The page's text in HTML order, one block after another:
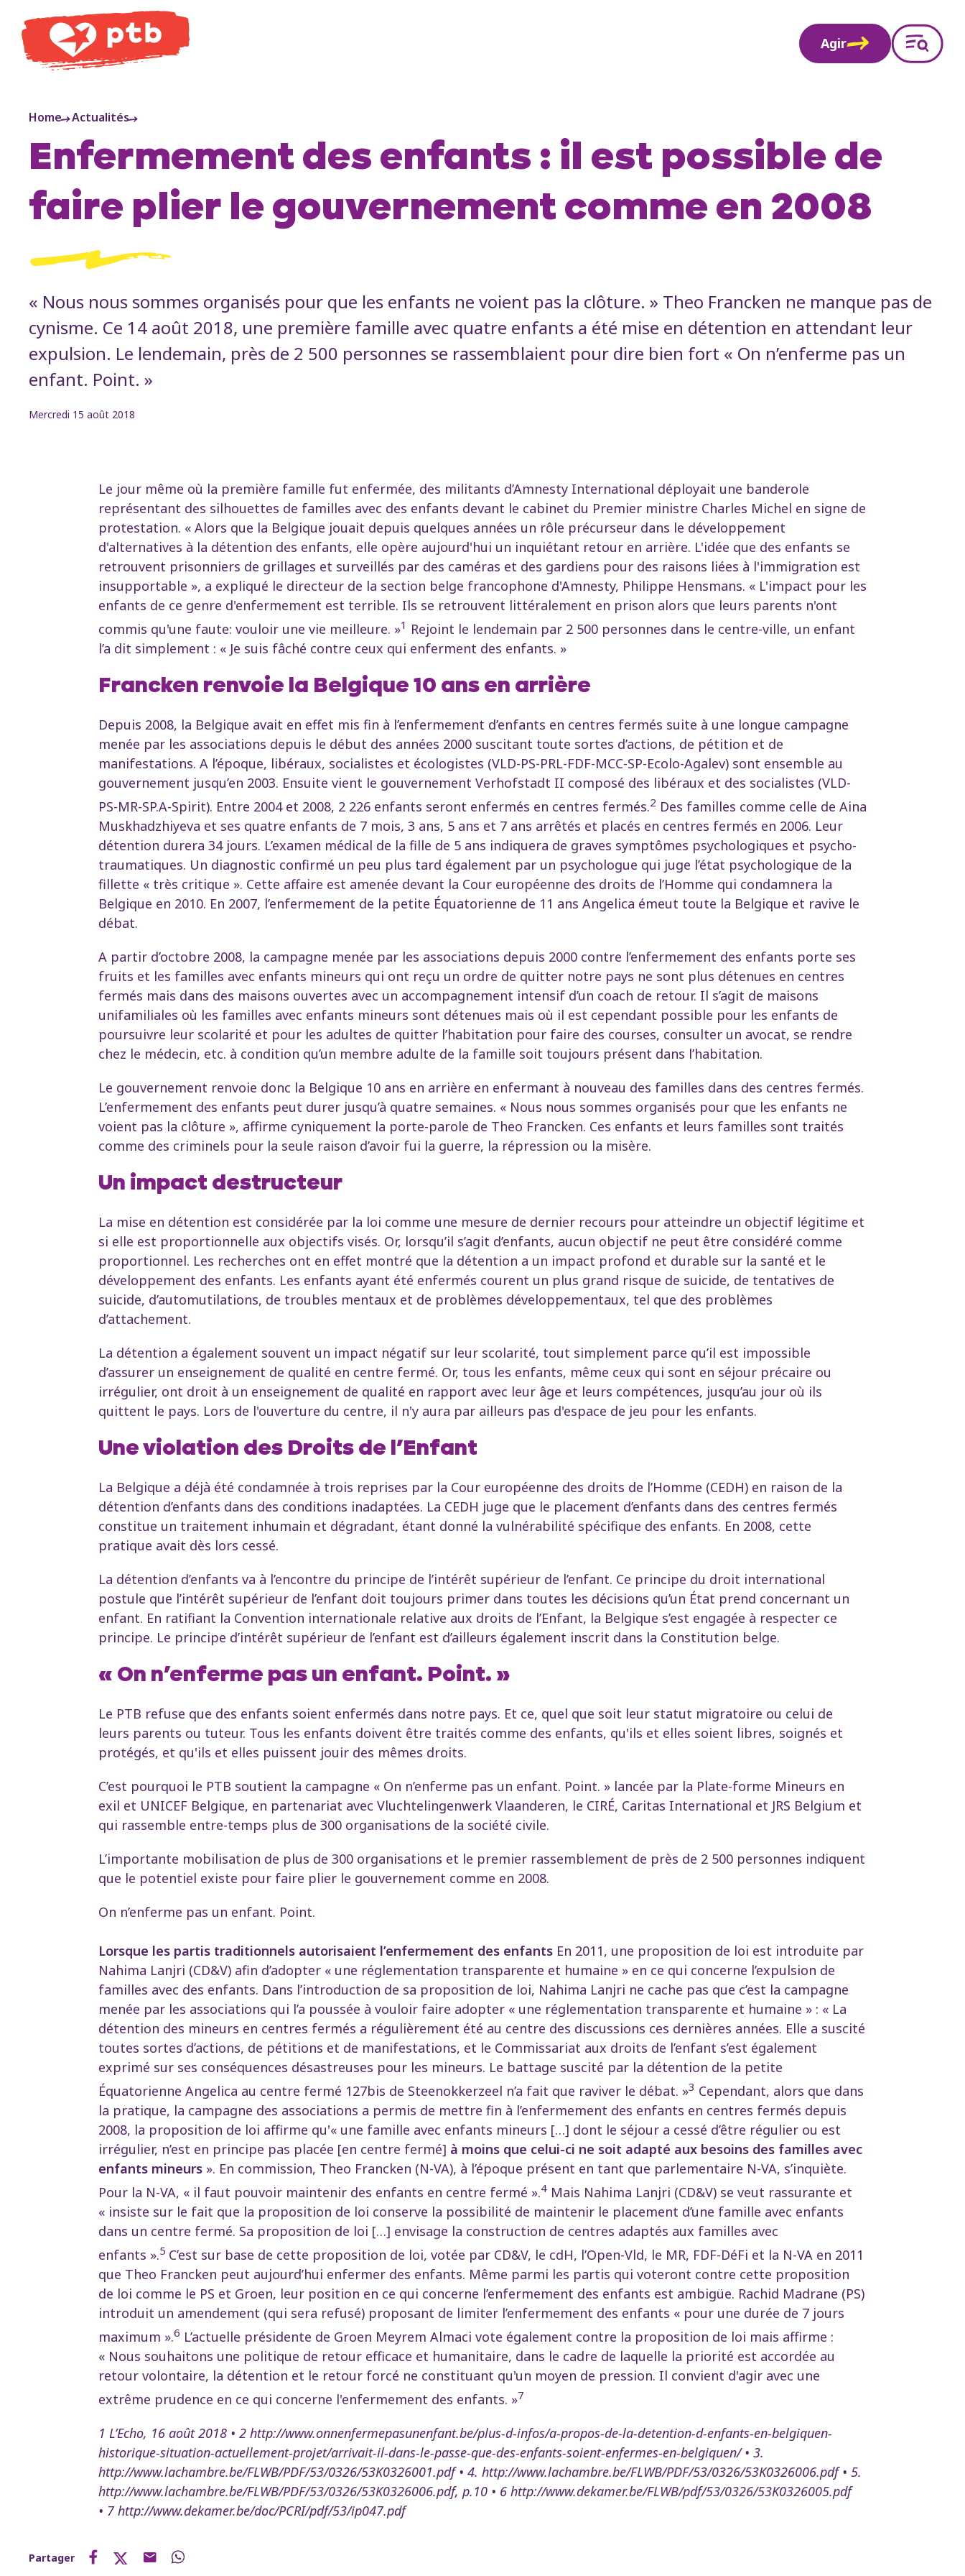
Agir
Home Actualités
Enfermement des enfants : il est possible de
faire plier le gouvernement comme en 2008
« Nous nous sommes organisés pour que les enfants ne voient pas la clôture. » Theo Francken ne manque pas de
cynisme. Ce 14 août 2018, une première famille avec quatre enfants a été mise en détention en attendant leur
expulsion. Le lendemain, près de 2 500 personnes se rassemblaient pour dire bien fort « On n’enferme pas un
enfant. Point. »
Mercredi 15 août 2018
Le jour même où la première famille fut enfermée, des militants d’Amnesty International déployait une banderole
représentant des silhouettes de familles avec des enfants devant le cabinet du Premier ministre Charles Michel en signe de
protestation. « Alors que la Belgique jouait depuis quelques années un rôle précurseur dans le développement
d'alternatives à la détention des enfants, elle opère aujourd'hui un inquiétant retour en arrière. L'idée que des enfants se
retrouvent prisonniers de grillages et surveillés par des caméras et des gardiens pour des raisons liées à l'immigration est
insupportable », a expliqué le directeur de la section belge francophone d'Amnesty, Philippe Hensmans. « L'impact pour les
enfants de ce genre d'enfermement est terrible. Ils se retrouvent littéralement en prison alors que leurs parents n'ont
commis qu'une faute: vouloir une vie meilleure. »1 Rejoint le lendemain par 2 500 personnes dans le centre-ville, un enfant
l’a dit simplement : « Je suis fâché contre ceux qui enferment des enfants. »
Francken renvoie la Belgique 10 ans en arrière
Depuis 2008, la Belgique avait en effet mis fin à l’enfermement d’enfants en centres fermés suite à une longue campagne
menée par les associations depuis le début des années 2000 suscitant toute sortes d’actions, de pétition et de
manifestations. A l’époque, libéraux, socialistes et écologistes (VLD-PS-PRL-FDF-MCC-SP-Ecolo-Agalev) sont ensemble au
gouvernement jusqu’en 2003. Ensuite vient le gouvernement Verhofstadt II composé des libéraux et des socialistes (VLD-
PS-MR-SP.A-Spirit). Entre 2004 et 2008, 2 226 enfants seront enfermés en centres fermés.2 Des familles comme celle de Aina
Muskhadzhiyeva et ses quatre enfants de 7 mois, 3 ans, 5 ans et 7 ans arrêtés et placés en centres fermés en 2006. Leur
détention durera 34 jours. L’examen médical de la fille de 5 ans indiquera de graves symptômes psychologiques et psycho-
traumatiques. Un diagnostic confirmé un peu plus tard également par un psychologue qui juge l’état psychologique de la
fillette « très critique ». Cette affaire est amenée devant la Cour européenne des droits de l’Homme qui condamnera la
Belgique en 2010. En 2007, l’enfermement de la petite Équatorienne de 11 ans Angelica émeut toute la Belgique et ravive le
débat.
A partir d’octobre 2008, la campagne menée par les associations depuis 2000 contre l’enfermement des enfants porte ses
fruits et les familles avec enfants mineurs qui ont reçu un ordre de quitter notre pays ne sont plus détenues en centres
fermés mais dans des maisons ouvertes avec un accompagnement intensif d’un coach de retour. Il s’agit de maisons
unifamiliales où les familles avec enfants mineurs sont détenues mais où il est cependant possible pour les enfants de
poursuivre leur scolarité et pour les adultes de quitter l’habitation pour faire des courses, consulter un avocat, se rendre
chez le médecin, etc. à condition qu’un membre adulte de la famille soit toujours présent dans l’habitation.
Le gouvernement renvoie donc la Belgique 10 ans en arrière en enfermant à nouveau des familles dans des centres fermés.
L’enfermement des enfants peut durer jusqu’à quatre semaines. « Nous nous sommes organisés pour que les enfants ne
voient pas la clôture », affirme cyniquement la porte-parole de Theo Francken. Ces enfants et leurs familles sont traités
comme des criminels pour la seule raison d’avoir fui la guerre, la répression ou la misère.
Un impact destructeur
La mise en détention est considérée par la loi comme une mesure de dernier recours pour atteindre un objectif légitime et
si elle est proportionnelle aux objectifs visés. Or, lorsqu’il s’agit d’enfants, aucun objectif ne peut être considéré comme
proportionnel. Les recherches ont en effet montré que la détention a un impact profond et durable sur la santé et le
développement des enfants. Les enfants ayant été enfermés courent un plus grand risque de suicide, de tentatives de
suicide, d’automutilations, de troubles mentaux et de problèmes développementaux, tel que des problèmes
d’attachement.
La détention a également souvent un impact négatif sur leur scolarité, tout simplement parce qu’il est impossible
d’assurer un enseignement de qualité en centre fermé. Or, tous les enfants, même ceux qui sont en séjour précaire ou
irrégulier, ont droit à un enseignement de qualité en rapport avec leur âge et leurs compétences, jusqu’au jour où ils
quittent le pays. Lors de l'ouverture du centre, il n'y aura par ailleurs pas d'espace de jeu pour les enfants.
Une violation des Droits de l’Enfant
La Belgique a déjà été condamnée à trois reprises par la Cour européenne des droits de l’Homme (CEDH) en raison de la
détention d’enfants dans des conditions inadaptées. La CEDH juge que le placement d’enfants dans des centres fermés
constitue un traitement inhumain et dégradant, étant donné la vulnérabilité spécifique des enfants. En 2008, cette
pratique avait dès lors cessé.
La détention d’enfants va à l’encontre du principe de l’intérêt supérieur de l’enfant. Ce principe du droit international
postule que l’intérêt supérieur de l’enfant doit toujours primer dans toutes les décisions qu’un État prend concernant un
enfant. En ratifiant la Convention internationale relative aux droits de l’Enfant, la Belgique s’est engagée à respecter ce
principe. Le principe d’intérêt supérieur de l’enfant est d’ailleurs également inscrit dans la Constitution belge.
« On n’enferme pas un enfant. Point. »
Le PTB refuse que des enfants soient enfermés dans notre pays. Et ce, quel que soit leur statut migratoire ou celui de
leurs parents ou tuteur. Tous les enfants doivent être traités comme des enfants, qu'ils et elles soient libres, soignés et
protégés, et qu'ils et elles puissent jouir des mêmes droits.
C’est pourquoi le PTB soutient la campagne « On n’enferme pas un enfant. Point. » lancée par la Plate-forme Mineurs en
exil et UNICEF Belgique, en partenariat avec Vluchtelingenwerk Vlaanderen, le CIRÉ, Caritas International et JRS Belgium et
qui rassemble entre-temps plus de 300 organisations de la société civile.
L’importante mobilisation de plus de 300 organisations et le premier rassemblement de près de 2 500 personnes indiquent
que le potentiel existe pour faire plier le gouvernement comme en 2008.
On n’enferme pas un enfant. Point.
Lorsque les partis traditionnels autorisaient l’enfermement des enfants En 2011, une proposition de loi est introduite par
Nahima Lanjri (CD&V) afin d’adopter « une réglementation transparente et humaine » en ce qui concerne l’expulsion de
familles avec des enfants. Dans l’introduction de sa proposition de loi, Nahima Lanjri ne cache pas que c’est la campagne
menée par les associations qui l’a poussée à vouloir faire adopter « une réglementation transparente et humaine » : « La
détention des mineurs en centres fermés a régulièrement été au centre des discussions ces dernières années. Elle a suscité
toutes sortes d’actions, de pétitions et de manifestations, et le Commissariat aux droits de l’enfant s’est également
exprimé sur ses conséquences désastreuses pour les mineurs. Le battage suscité par la détention de la petite
Équatorienne Angelica au centre fermé 127bis de Steenokkerzeel n’a fait que raviver le débat. »3 Cependant, alors que dans
la pratique, la campagne des associations a permis de mettre fin à l’enfermement des enfants en centres fermés depuis
2008, la proposition de loi affirme qu'« une famille avec enfants mineurs […] dont le séjour a cessé d’être régulier ou est
irrégulier, n’est en principe pas placée [en centre fermé] à moins que celui-ci ne soit adapté aux besoins des familles avec
enfants mineurs ». En commission, Theo Francken (N-VA), à l’époque présent en tant que parlementaire N-VA, s’inquiète.
Pour la N-VA, « il faut pouvoir maintenir des enfants en centre fermé ».4 Mais Nahima Lanjri (CD&V) se veut rassurante et
« insiste sur le fait que la proposition de loi conserve la possibilité de maintenir le placement d’une famille avec enfants
dans un centre fermé. Sa proposition de loi […] envisage la construction de centres adaptés aux familles avec
enfants ».5 C’est sur base de cette proposition de loi, votée par CD&V, le cdH, l’Open-Vld, le MR, FDF-DéFi et la N-VA en 2011
que Theo Francken peut aujourd’hui enfermer des enfants. Même parmi les partis qui voteront contre cette proposition
de loi comme le PS et Groen, leur position en ce qui concerne l’enfermement des enfants est ambigüe. Rachid Madrane (PS)
introduit un amendement (qui sera refusé) proposant de limiter l’enfermement des enfants « pour une durée de 7 jours
maximum ».6 L’actuelle présidente de Groen Meyrem Almaci vote également contre la proposition de loi mais affirme :
« Nous souhaitons une politique de retour efficace et humanitaire, dans le cadre de laquelle la priorité est accordée au
retour volontaire, la détention et le retour forcé ne constituant qu'un moyen de pression. Il convient d'agir avec une
extrême prudence en ce qui concerne l'enfermement des enfants. »7
1 L’Echo, 16 août 2018 • 2 http://www.onnenfermepasunenfant.be/plus-d-infos/a-propos-de-la-detention-d-enfants-en-belgiquen-
historique-situation-actuellement-projet/arrivait-il-dans-le-passe-que-des-enfants-soient-enfermes-en-belgiquen/ • 3.
http://www.lachambre.be/FLWB/PDF/53/0326/53K0326001.pdf • 4. http://www.lachambre.be/FLWB/PDF/53/0326/53K0326006.pdf • 5.
http://www.lachambre.be/FLWB/PDF/53/0326/53K0326006.pdf, p.10 • 6 http://www.dekamer.be/FLWB/pdf/53/0326/53K0326005.pdf
• 7 http://www.dekamer.be/doc/PCRI/pdf/53/ip047.pdf
Partager